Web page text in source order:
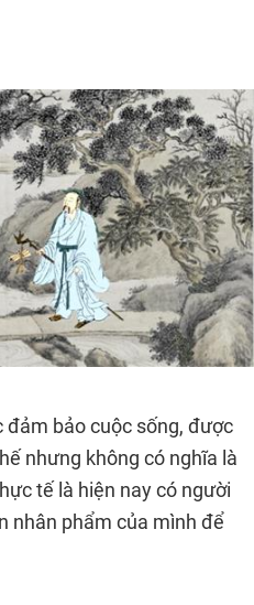
bảo cuộc sống, được
nhưng không có nghĩa là
tế là hiện nay có người
nhân phẩm của mình để